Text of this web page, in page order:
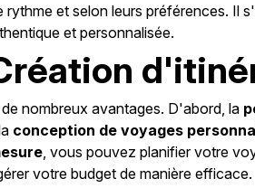
et selon leurs préférences.
et personnalisée.
nombreux avantages. D'abord, la
conception de voyages
, vous pouvez planifier votre
votre budget de manière efficace.